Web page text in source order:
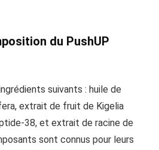
du PushUP
suivants : huile de
extrait de fruit de Kigelia
38, et extrait de racine de
sont connus pour leurs